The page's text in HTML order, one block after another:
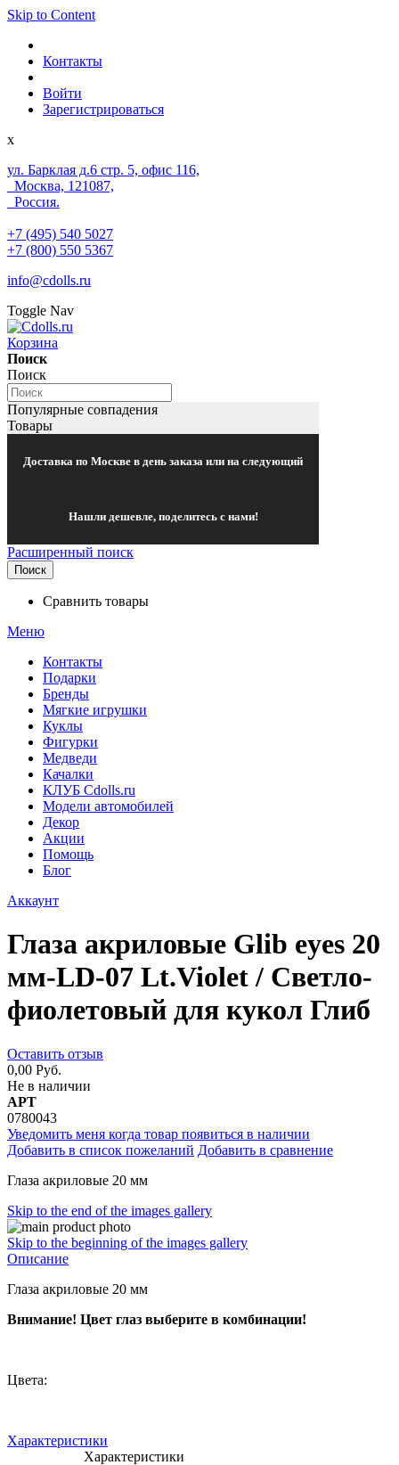
Skip to Content
Контакты
Войти
Зарегистрироваться
x
ул. Барклая д.6 стр. 5, офис 116,
Москва, 121087,
Россия.
+7 (495) 540 5027
+7 (800) 550 5367
info@cdolls.ru
Toggle Nav
Корзина
Поиск
Поиск
Популярные совпадения
Товары
Доставка по Москве в день заказа или на следующий
Нашли дешевле, поделитесь с нами!
Расширенный поиск
Поиск
Сравнить товары
Меню
Контакты
Подарки
Бренды
Мягкие игрушки
Куклы
Фигурки
Медведи
Качалки
КЛУБ Cdolls.ru
Модели автомобилей
Декор
Акции
Помощь
Блог
Аккаунт
Глаза акриловые Glib eyes 20
мм-LD-07 Lt.Violet / Светло-
фиолетовый для кукол Глиб
Оставить отзыв
0,00 Руб.
Не в наличии
АРТ
0780043
Уведомить меня когда товар появиться в наличии
Добавить в список пожеланий Добавить в сравнение
Глаза акриловые 20 мм
Skip to the end of the images gallery
Skip to the beginning of the images gallery
Описание
Глаза акриловые 20 мм
Внимание! Цвет глаз выберите в комбинации!
Цвета:
Характеристики
Характеристики